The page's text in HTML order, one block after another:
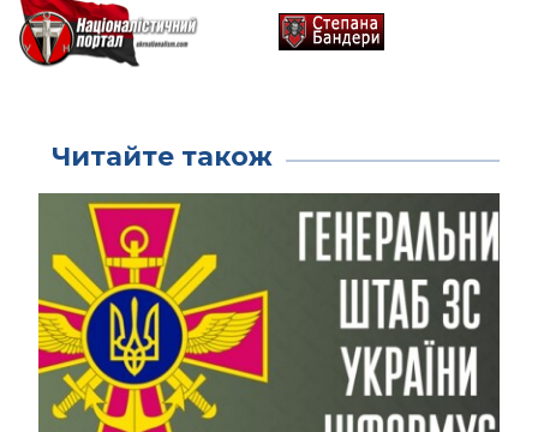
Читайте також